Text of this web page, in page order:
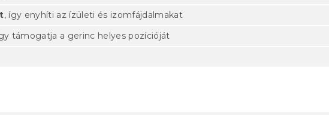
, így enyhíti az ízületi és izomfájdalmakat
támogatja a gerinc helyes pozícióját